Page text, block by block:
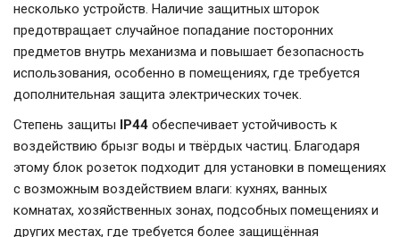
несколько устройств. Наличие защитных шторок
предотвращает случайное попадание посторонних
предметов внутрь механизма и повышает безопасность
использования, особенно в помещениях, где требуется
дополнительная защита электрических точек.
Степень защиты IP44 обеспечивает устойчивость к
воздействию брызг воды и твёрдых частиц. Благодаря
этому блок розеток подходит для установки в помещениях
с возможным воздействием влаги: кухнях, ванных
комнатах, хозяйственных зонах, подсобных помещениях и
других местах, где требуется более защищённая